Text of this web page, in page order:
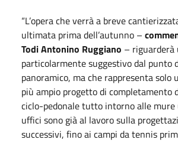
“L’opera che verrà a breve
ultimata prima dell’autunno –
Todi Antonino Ruggiano –
particolarmente suggestivo dal punto
panoramico, ma che rappresenta solo
più ampio progetto di completamento
ciclo-pedonale tutto intorno alle mure
uffici sono già al lavoro sulla
successivi, fino ai campi da tennis